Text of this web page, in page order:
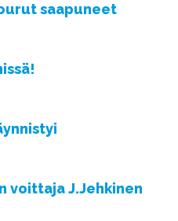
saapuneet
voittaja J.Jehkinen